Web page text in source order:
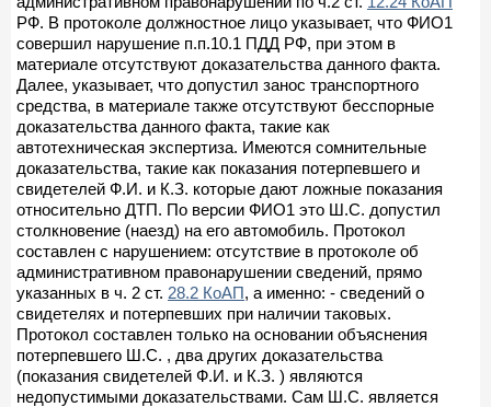
РФ. В протоколе должностное лицо указывает, что ФИО1
совершил нарушение п.п.10.1 ПДД РФ, при этом в
материале отсутствуют доказательства данного факта.
Далее, указывает, что допустил занос транспортного
средства, в материале также отсутствуют бесспорные
доказательства данного факта, такие как
автотехническая экспертиза. Имеются сомнительные
доказательства, такие как показания потерпевшего и
свидетелей Ф.И. и К.З. которые дают ложные показания
относительно ДТП. По версии ФИО1 это Ш.С. допустил
столкновение (наезд) на его автомобиль. Протокол
составлен с нарушением: отсутствие в протоколе об
административном правонарушении сведений, прямо
указанных в ч. 2 ст. 28.2 КоАП, а именно: - сведений о
свидетелях и потерпевших при наличии таковых.
Протокол составлен только на основании объяснения
потерпевшего Ш.С. , два других доказательства
(показания свидетелей Ф.И. и К.З. ) являются
недопустимыми доказательствами. Сам Ш.С. является